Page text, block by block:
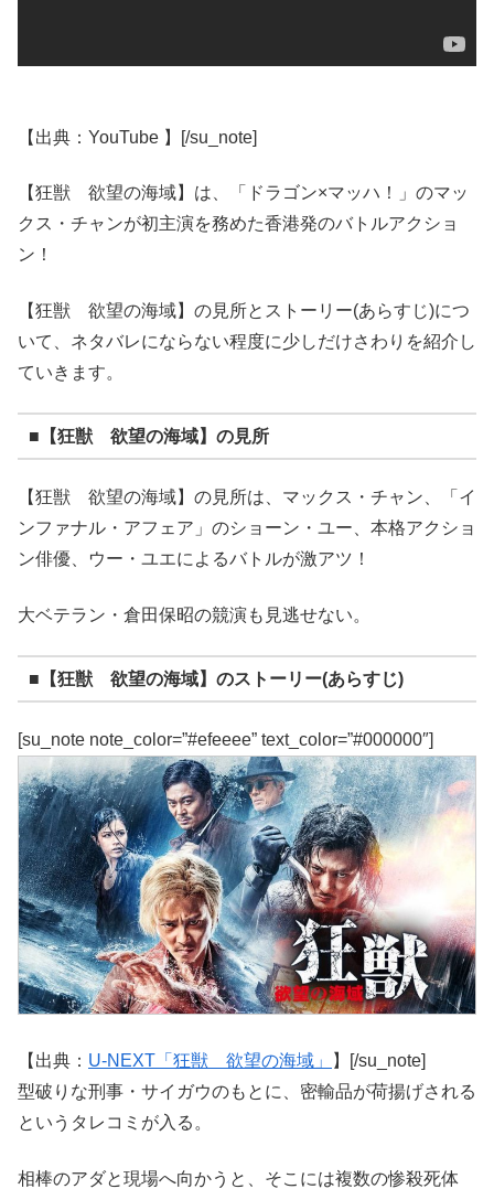
【出典：YouTube 】[/su_note]
【狂獣 欲望の海域】は、「ドラゴン×マッハ！」のマッ
クス・チャンが初主演を務めた香港発のバトルアクショ
ン！
【狂獣 欲望の海域】の見所とストーリー(あらすじ)につ
いて、ネタバレにならない程度に少しだけさわりを紹介し
ていきます。
■【狂獣 欲望の海域】の見所
【狂獣 欲望の海域】の見所は、マックス・チャン、「イ
ンファナル・アフェア」のショーン・ユー、本格アクショ
ン俳優、ウー・ユエによるバトルが激アツ！
大ベテラン・倉田保昭の競演も見逃せない。
■【狂獣 欲望の海域】のストーリー(あらすじ)
[su_note note_color=”#efeeee” text_color=”#000000″]
【出典： U-NEXT「狂獣 欲望の海域」
】[/su_note]
型破りな刑事・サイガウのもとに、密輸品が荷揚げされる
というタレコミが入る。
相棒のアダと現場へ向かうと、そこには複数の惨殺死体